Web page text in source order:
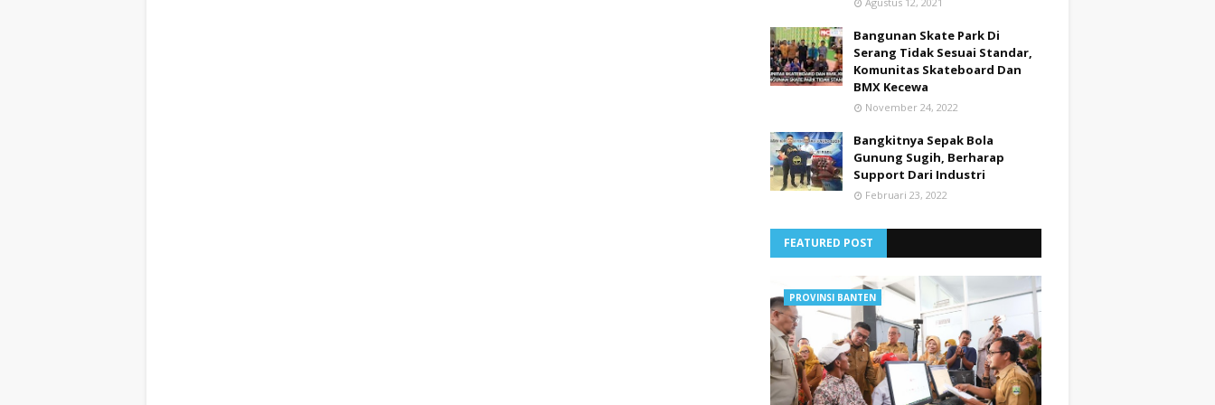
Bangunan Skate Park Di
Serang Tidak Sesuai Standar,
Komunitas Skateboard Dan
BMX Kecewa
November 24, 2022
Bangkitnya Sepak Bola
Gunung Sugih, Berharap
Support Dari Industri
Februari 23, 2022
FEATURED POST
PROVINSI BANTEN